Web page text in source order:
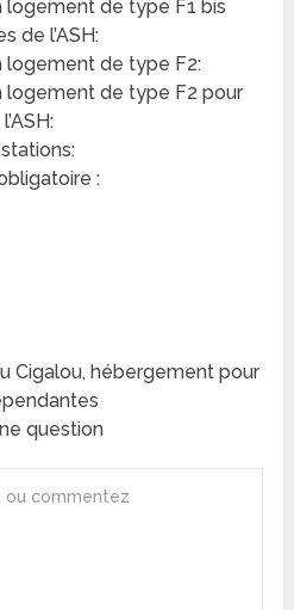
logement de type F1 bis
de l’ASH:
logement de type F2:
logement de type F2 pour
:
Cigalou, hébergement pour
question